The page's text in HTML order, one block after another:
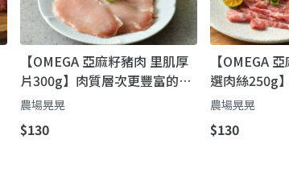
【OMEGA 亞麻籽豬肉 里肌厚
片300g】肉質層次更豐富的安
務牧場亞麻籽豬
農場晃晃
$130
【OMEGA
選肉絲250g
（香嫩有嚼勁
農場晃晃
$130